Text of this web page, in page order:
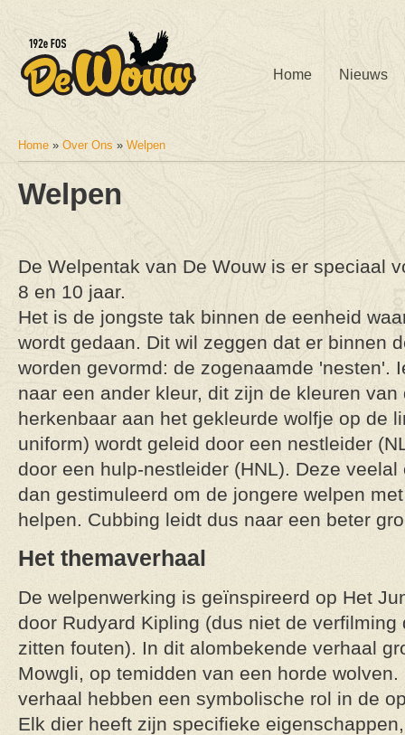
Home Nieuws
U bent hier
Home » Over Ons » Welpen
Welpen
De Welpentak van De Wouw is er speciaal
8 en 10 jaar.
Het is de jongste tak binnen de eenheid
wordt gedaan. Dit wil zeggen dat er binnen
worden gevormd: de zogenaamde 'nesten'.
naar een ander kleur, dit zijn de kleuren
herkenbaar aan het gekleurde wolfje op de
uniform) wordt geleid door een nestleider
door een hulp-nestleider (HNL). Deze
dan gestimuleerd om de jongere welpen
helpen. Cubbing leidt dus naar een beter
Het themaverhaal
De welpenwerking is geïnspireerd op Het
door Rudyard Kipling (dus niet de verfilming
zitten fouten). In dit alombekende verhaal
Mowgli, op temidden van een horde
verhaal hebben een symbolische rol in de
Elk dier heeft zijn specifieke